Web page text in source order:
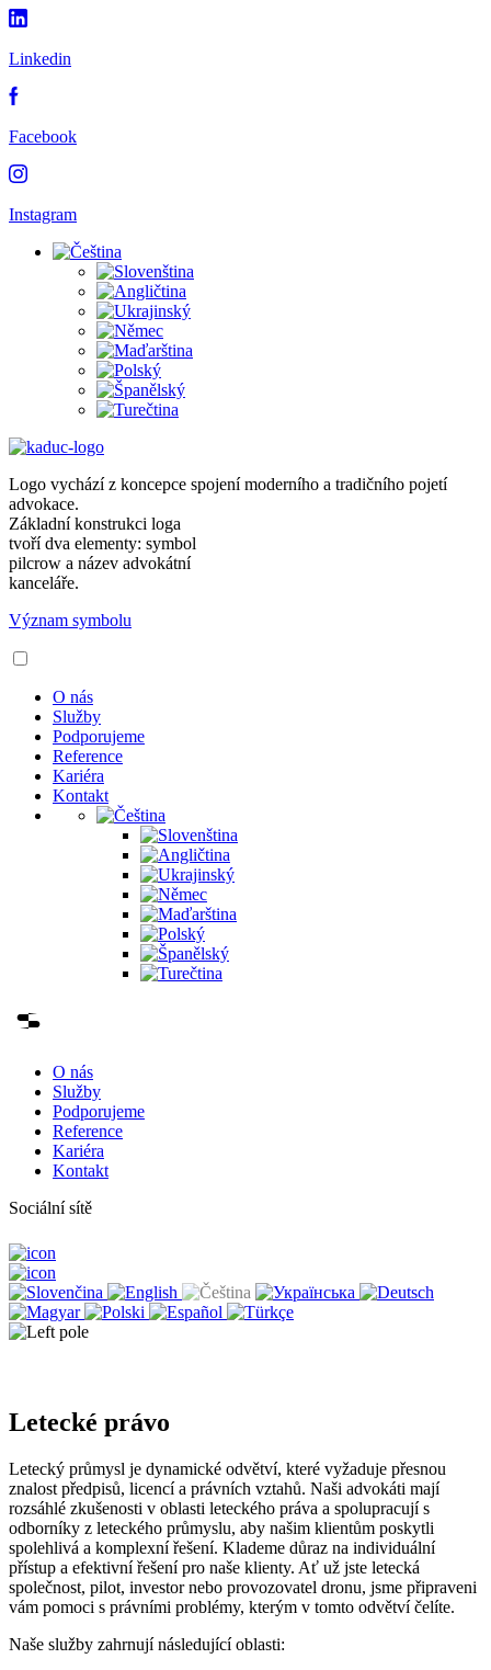
Linkedin
Facebook
Instagram
Logo vychází z koncepce spojení moderního a tradičního pojetí
advokace.
Základní konstrukci loga
tvoří dva elementy: symbol
pilcrow a název advokátní
kanceláře.
Význam symbolu
O nás
Služby
Podporujeme
Reference
Kariéra
Kontakt
O nás
Služby
Podporujeme
Reference
Kariéra
Kontakt
Sociální sítě
Letecké právo
Letecký průmysl je dynamické odvětví, které vyžaduje přesnou
znalost předpisů, licencí a právních vztahů. Naši advokáti mají
rozsáhlé zkušenosti v oblasti leteckého práva a spolupracují s
odborníky z leteckého průmyslu, aby našim klientům poskytli
spolehlivá a komplexní řešení. Klademe důraz na individuální
přístup a efektivní řešení pro naše klienty. Ať už jste letecká
společnost, pilot, investor nebo provozovatel dronu, jsme připraveni
vám pomoci s právními problémy, kterým v tomto odvětví čelíte.
Naše služby zahrnují následující oblasti: